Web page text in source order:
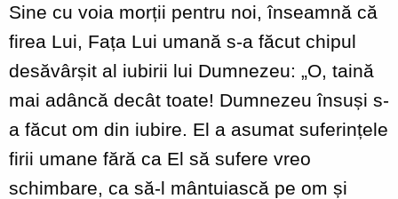
Sine cu voia morții pentru noi, înseamnă că
firea Lui, Fața Lui umană s-a făcut chipul
desăvârșit al iubirii lui Dumnezeu: „O, taină
mai adâncă decât toate! Dumnezeu însuși s-
a făcut om din iubire. El a asumat suferințele
firii umane fără ca El să sufere vreo
schimbare, ca să-l mântuiască pe om și